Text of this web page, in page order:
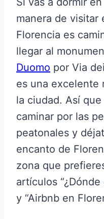
manera de visitar
Florencia es
llegar al
Duomo por Via
es una excelente
la ciudad. Así
caminar por las
peatonales y
encanto de
zona que
artículos
y “Airbnb en